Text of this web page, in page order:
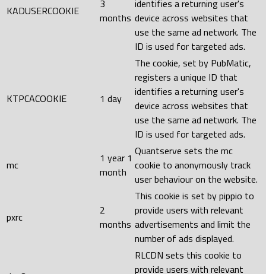
KADUSERCOOKIE
3
months
identifies a returning user's
device across websites that
use the same ad network. The
ID is used for targeted ads.
KTPCACOOKIE 1 day
The cookie, set by PubMatic,
registers a unique ID that
identifies a returning user's
device across websites that
use the same ad network. The
ID is used for targeted ads.
mc
1 year 1
month
Quantserve sets the mc
cookie to anonymously track
user behaviour on the website.
pxrc
2
months
This cookie is set by pippio to
provide users with relevant
advertisements and limit the
number of ads displayed.
RLCDN sets this cookie to
provide users with relevant